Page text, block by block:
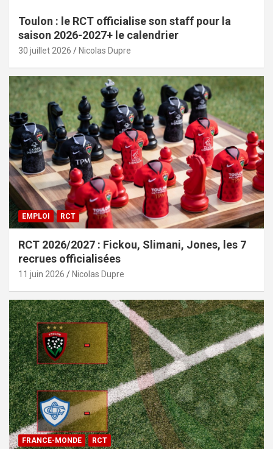
Toulon : le RCT officialise son staff pour la
saison 2026-2027+ le calendrier
30 juillet 2026 Nicolas Dupre
EMPLOI RCT
RCT 2026/2027 : Fickou, Slimani, Jones, les 7
recrues officialisées
11 juin 2026 Nicolas Dupre
FRANCE-MONDE RCT